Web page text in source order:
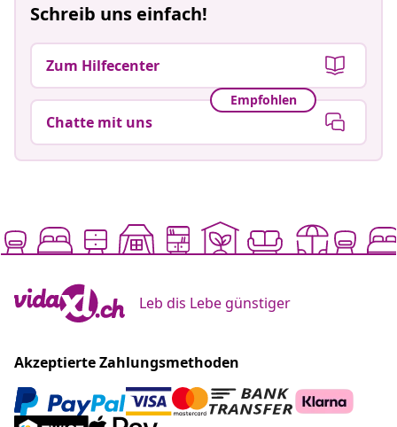
Schreib uns einfach!
Zum Hilfecenter
Empfohlen
Chatte mit uns
Leb dis Lebe günstiger
Akzeptierte Zahlungsmethoden